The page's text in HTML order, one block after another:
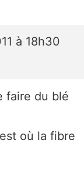
à 18h30
faire du blé
où la fibre